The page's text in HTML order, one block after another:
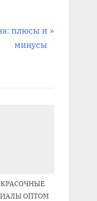
плюсы и
минусы
ОПТОМ